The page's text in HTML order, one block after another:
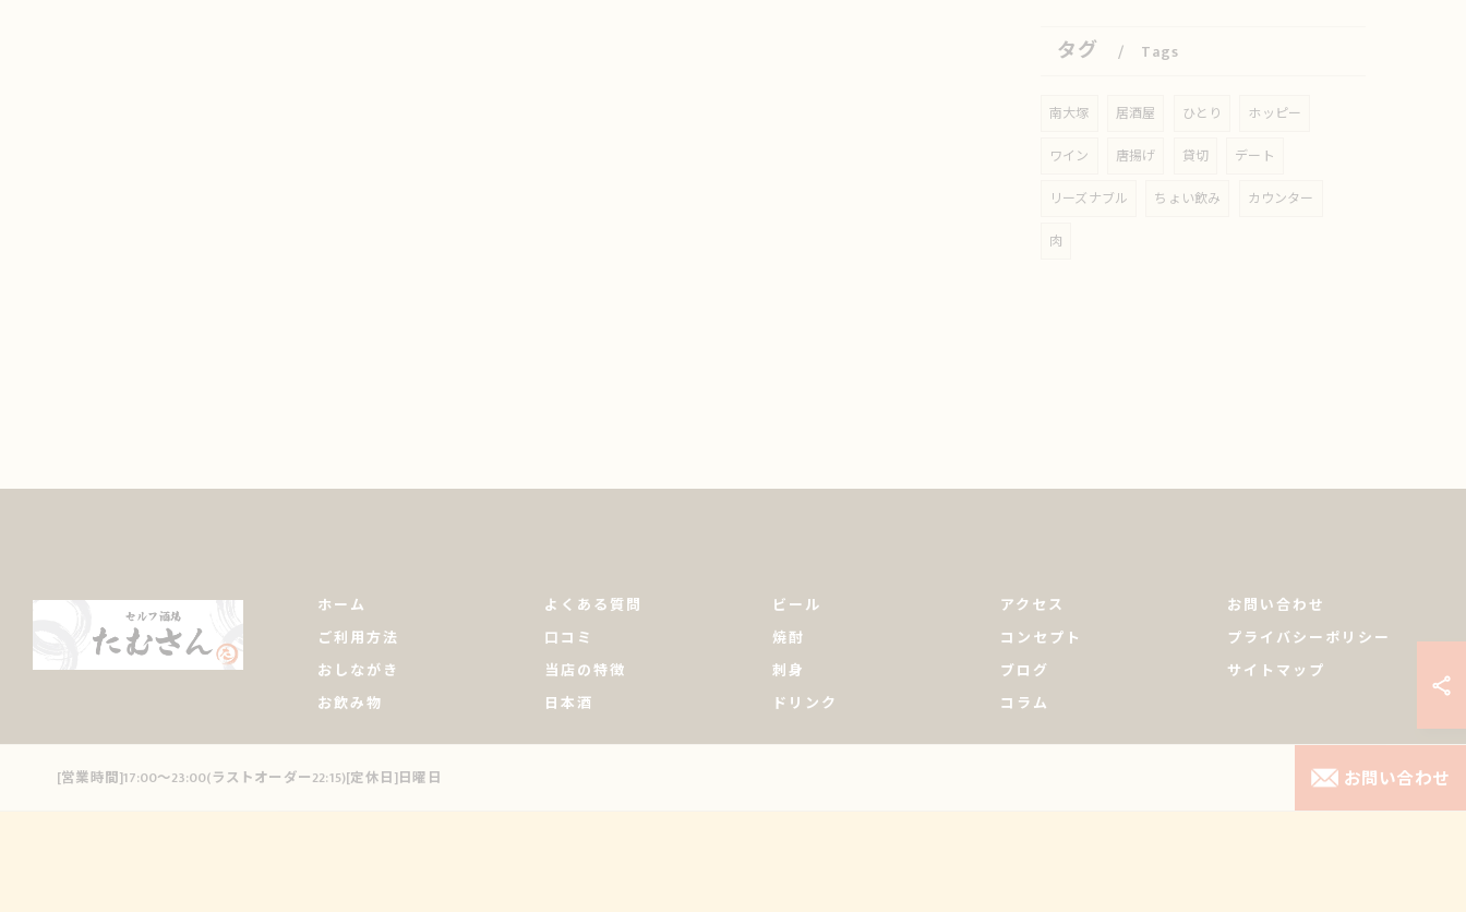
タグ Tags
南大塚 居酒屋 ひとり
ホッピー
ワイン
唐揚げ 貸切
デート
リーズナブル
ちょい飲み
カウンター
肉
[営業時間]17:00～23:00(ラストオーダー22:15)[定休日]日曜日 お問い合わせ
ホーム
ご利用方法
おしながき
お飲み物
よくある質問
口コミ
当店の特徴
日本酒
ビール
焼酎
刺身
ドリンク
アクセス
コンセプト
ブログ
コラム
お問い合わせ
プライバシーポリシー
サイトマップ